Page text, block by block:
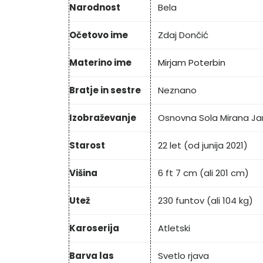
Narodnost Bela
Očetovo ime Zdaj Dončić
Materino ime Mirjam Poterbin
Bratje in sestre Neznano
Izobraževanje Osnovna Sola Mirana
Starost 22 let (od junija 2021)
Višina 6 ft 7 cm (ali 201 cm)
Utež 230 funtov (ali 104 kg)
Karoserija Atletski
Barva las Svetlo rjava